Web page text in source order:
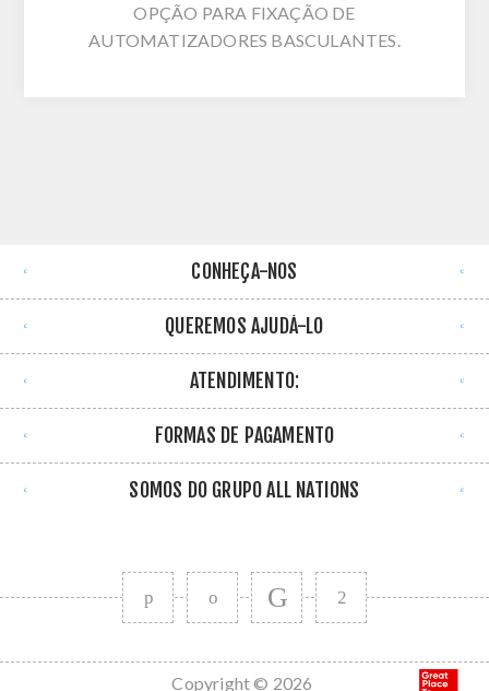
OPÇÃO PARA FIXAÇÃO DE
AUTOMATIZADORES BASCULANTES.
CONHEÇA-NOS
QUEREMOS AJUDÁ-LO
ATENDIMENTO:
FORMAS DE PAGAMENTO
SOMOS DO GRUPO ALL NATIONS
Copyright © 2026